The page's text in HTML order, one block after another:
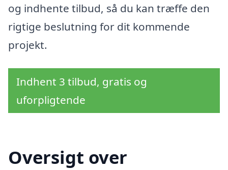
og indhente tilbud, så du kan træffe den
rigtige beslutning for dit kommende
projekt.
Indhent 3 tilbud, gratis og
uforpligtende
Oversigt over